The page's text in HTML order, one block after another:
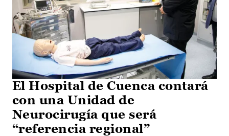
El Hospital de Cuenca contará
con una Unidad de
Neurocirugía que será
“referencia regional”